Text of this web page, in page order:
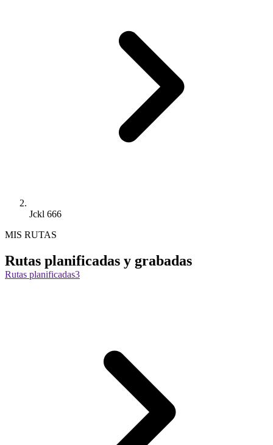
Jckl 666
MIS RUTAS
Rutas planificadas y grabadas
Rutas planificadas3